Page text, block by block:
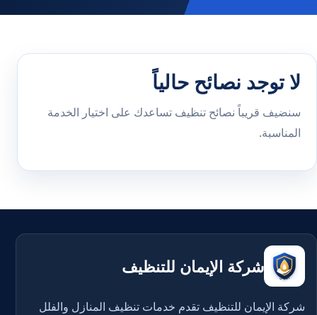
لا توجد نصائح حالياً
سنضيف قريباً نصائح تنظيف تساعدك على اختيار الخدمة
المناسبة.
شركة الإيمان للتنظيف
شركة الإيمان للتنظيف تقدم خدمات تنظيف المنازل والفلل